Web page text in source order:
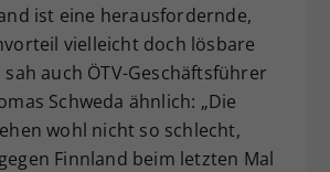
ist eine herausfordernde,
vielleicht doch lösbare
sah auch ÖTV-Geschäftsführer
Schweda ähnlich: „Die
wohl nicht so schlecht,
Finnland beim letzten Mal